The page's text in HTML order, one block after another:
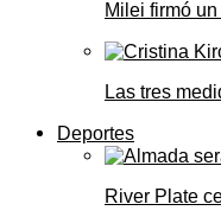
Milei firmó
Las tres
Deportes
River Plate